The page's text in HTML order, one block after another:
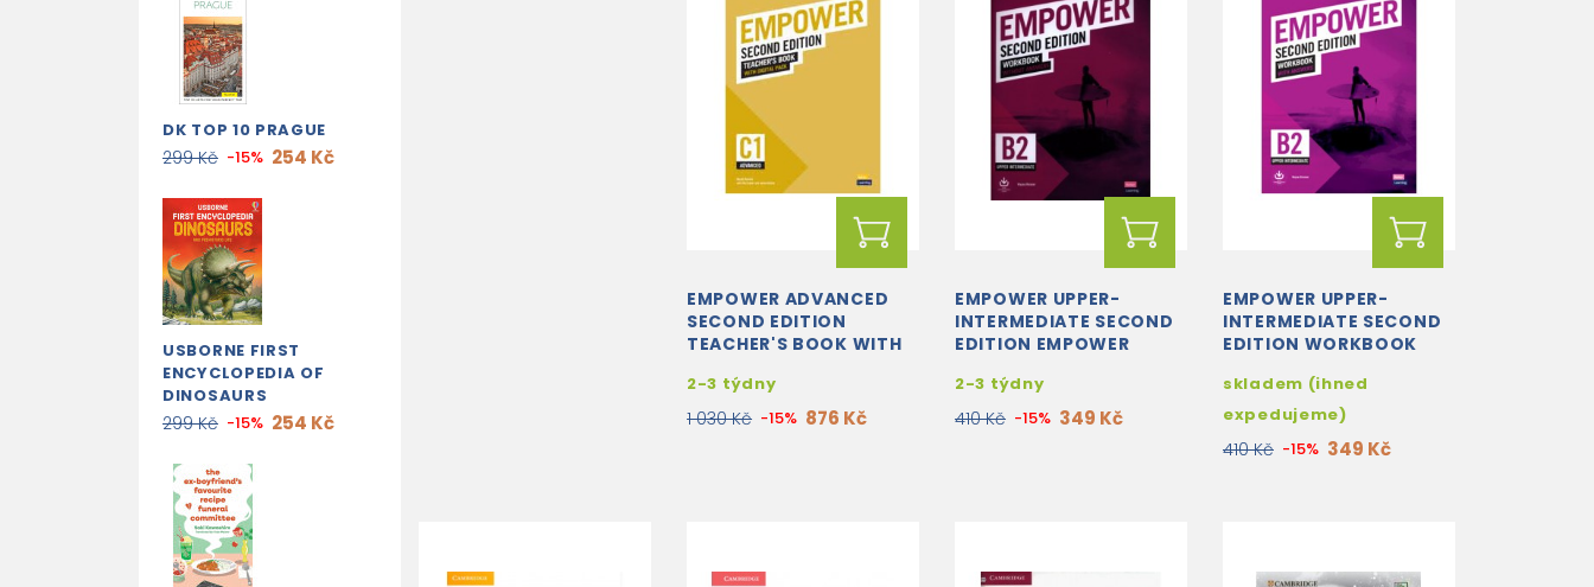
DK TOP 10 PRAGUE
299 Kč -15% 254 Kč
USBORNE FIRST
ENCYCLOPEDIA OF
DINOSAURS
299 Kč -15% 254 Kč
EMPOWER ADVANCED
SECOND EDITION
TEACHER'S BOOK WITH
2-3 týdny
1 030 Kč -15% 876 Kč
EMPOWER UPPER-
INTERMEDIATE SECOND
EDITION EMPOWER
INTERMEDIATE/B2
WORKBOOK WITHOUT
2-3 týdny
410 Kč -15% 349 Kč
EMPOWER UPPER-
INTERMEDIATE SECOND
EDITION WORKBOOK
skladem (ihned
expedujeme)
410 Kč -15% 349 Kč